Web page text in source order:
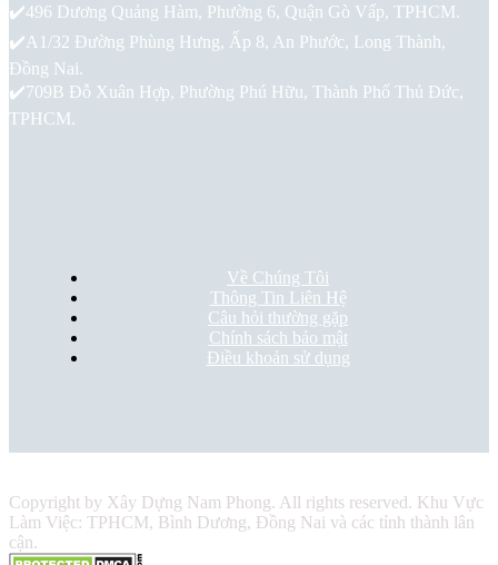
✔️496 Dương Quảng Hàm, Phường 6, Quận Gò Vấp, TPHCM.
✔️A1/32 Đường Phùng Hưng, Ấp 8, An Phước, Long Thành,
Đồng Nai.
✔️709B Đỗ Xuân Hợp, Phường Phú Hữu, Thành Phố Thủ Đức,
TPHCM.
Về Chúng Tôi
Thông Tin Liên Hệ
Câu hỏi thường gặp
Chính sách bảo mật
Điều khoản sử dụng
Copyright by Xây Dựng Nam Phong. All rights reserved. Khu Vực
Làm Việc: TPHCM, Bình Dương, Đồng Nai và các tỉnh thành lân
cận.